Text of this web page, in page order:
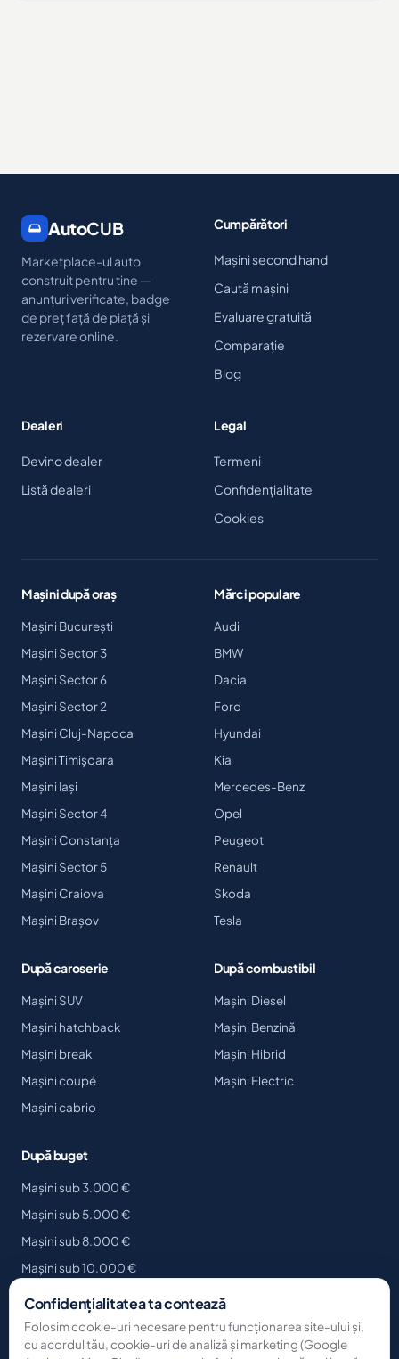
AutoCUB
Marketplace-ul auto
construit pentru tine —
anunțuri verificate, badge
de preț față de piață și
rezervare online.
Cumpărători
Mașini second hand
Caută mașini
Evaluare gratuită
Comparație
Blog
Dealeri
Devino dealer
Listă dealeri
Legal
Termeni
Confidențialitate
Cookies
Mașini după oraș
Mașini București
Mașini Sector 3
Mașini Sector 6
Mașini Sector 2
Mașini Cluj-Napoca
Mașini Timișoara
Mașini Iași
Mașini Sector 4
Mașini Constanța
Mașini Sector 5
Mașini Craiova
Mașini Brașov
Mărci populare
Audi
BMW
Dacia
Ford
Hyundai
Kia
Mercedes-Benz
Opel
Peugeot
Renault
Skoda
Tesla
După caroserie
Mașini SUV
Mașini hatchback
Mașini break
Mașini coupé
Mașini cabrio
După combustibil
Mașini Diesel
Mașini Benzină
Mașini Hibrid
Mașini Electric
După buget
Mașini sub 3.000 €
Mașini sub 5.000 €
Mașini sub 8.000 €
Mașini sub 10.000 €
Mașini sub 15.000 €
Mașini sub 20.000 €
Confidențialitatea ta contează
Folosim cookie-uri necesare pentru funcționarea site-ului și,
cu acordul tău, cookie-uri de analiză și marketing (Google